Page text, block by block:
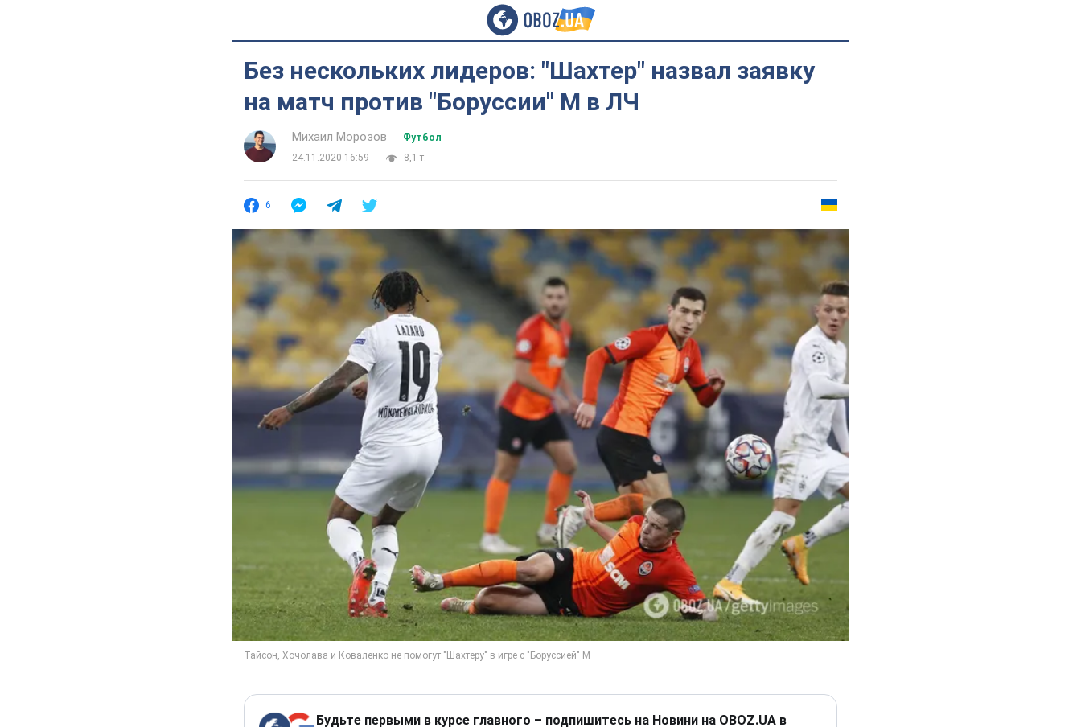
Без нескольких лидеров: "Шахтер" назвал заявку
на матч против "Боруссии" М в ЛЧ
Михаил Морозов
Футбол
24.11.2020 16:59
8,1 т.
6
Будьте первыми в курсе главного – подпишитесь на Новини на OBOZ.UA в